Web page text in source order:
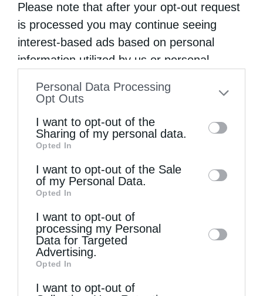
Please note that after your opt-out request
is processed you may continue seeing
interest-based ads based on personal
information utilized by us or personal
to your opt-out. You may separately opt-out
information by third parties on the IAB’s list
of downstream participants. This
information may also be disclosed by us to
third parties on theIAB’s List of
Downstream Participants
disclose it to other third parties.
Personal Data Processing
Opt Outs
I want to opt-out of the
Sharing of my personal data.
Opted In
I want to opt-out of the Sale
of my Personal Data.
Opted In
I want to opt-out of
processing my Personal
Data for Targeted
Advertising.
Opted In
I want to opt-out of
Τελευταία άρθρα
Η LEROY MERLIN στηρίζει τον Ελληνικό Ερυθρό
Σταυρό με δωρεά επιχειρησιακού εξοπλισμού για
την αντιμετώπιση των καταστροφικών
πυρκαγιών